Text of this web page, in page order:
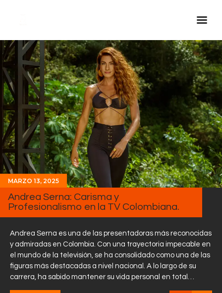
Inicio Real FM
Streaming
En Vivo
Descarga La APP
Programas
Noticias
Equipo
Sobre Nosotros
Contactos
MARZO 13, 2025
Andrea Serna: Carisma y
Profesionalismo en la TV Colombiana.
Andrea Serna es una de las presentadoras más reconocidas
y admiradas en Colombia. Con una trayectoria impecable en
el mundo de la televisión, se ha consolidado como una de las
figuras más destacadas a nivel nacional. A lo largo de su
carrera, ha sabido mantener su vida personal en total…